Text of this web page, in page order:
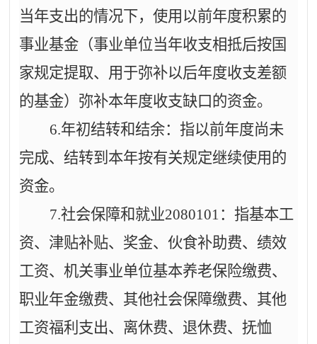
当年支出的情况下，使用以前年度积累的
事业基金（事业单位当年收支相抵后按国
家规定提取、用于弥补以后年度收支差额
的基金）弥补本年度收支缺口的资金。
6.年初结转和结余：指以前年度尚未
完成、结转到本年按有关规定继续使用的
资金。
7.社会保障和就业2080101：指基本工
资、津贴补贴、奖金、伙食补助费、绩效
工资、机关事业单位基本养老保险缴费、
职业年金缴费、其他社会保障缴费、其他
工资福利支出、离休费、退休费、抚恤